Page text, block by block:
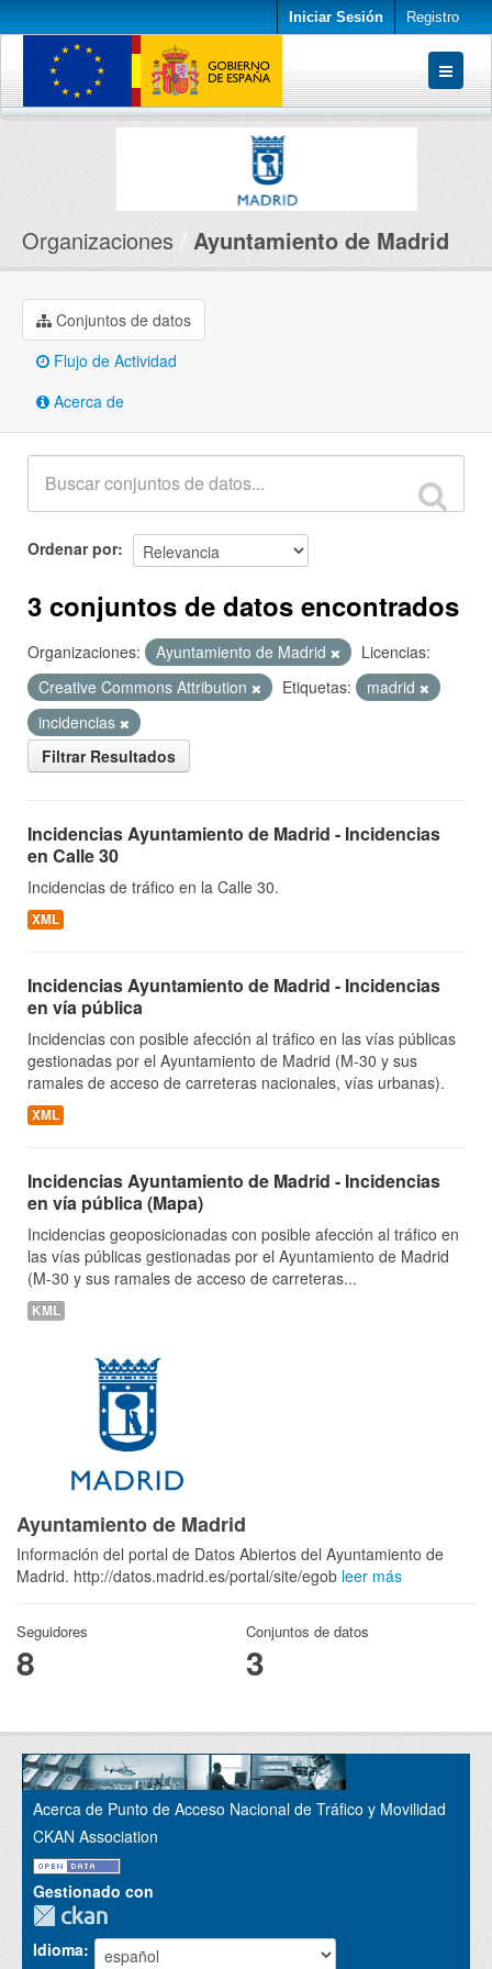
Iniciar Sesión Registro
Conjuntos de datos
Organizaciones Ayuntamiento de Madrid
Conjuntos de datos
Flujo de Actividad
Acerca de
Ordenar por
3 conjuntos de datos encontrados
Organizaciones: Ayuntamiento de Madrid
Licencias:
Creative Commons Attribution
Etiquetas:
madrid
incidencias
Filtrar Resultados
Incidencias Ayuntamiento de Madrid - Incidencias
en Calle 30
Incidencias de tráfico en la Calle 30.
XML
Incidencias Ayuntamiento de Madrid - Incidencias
en vía pública
Incidencias con posible afección al tráfico en las vías públicas
gestionadas por el Ayuntamiento de Madrid (M-30 y sus
ramales de acceso de carreteras nacionales, vías urbanas).
XML
Incidencias Ayuntamiento de Madrid - Incidencias
en vía pública (Mapa)
Incidencias geoposicionadas con posible afección al tráfico en
las vías públicas gestionadas por el Ayuntamiento de Madrid
(M-30 y sus ramales de acceso de carreteras...
KML
Ayuntamiento de Madrid
Información del portal de Datos Abiertos del Ayuntamiento de
Madrid. http://datos.madrid.es/portal/site/egob leer más
Seguidores
8
Conjuntos de datos
3
Acerca de Punto de Acceso Nacional de Tráfico y Movilidad
CKAN Association
Gestionado con
Idioma